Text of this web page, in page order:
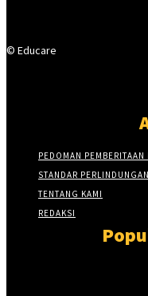
© Educare
PEDOMAN PEMBERITAAN
STANDAR
TENTANG KAMI
REDAKSI